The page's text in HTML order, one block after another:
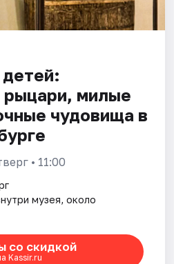
рыцари, милые
чудовища в
• 11:00
музея, около
со скидкой
Kassir.ru